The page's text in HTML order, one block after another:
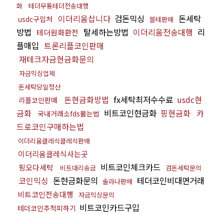
화
테더무통테더전송대행
usdc구입처 이더리움삽니다 검돈믹싱 블테판매
돈세탁
방법 테더원화환전 탈세하는방법 이더리움전송대행 리
플매입 트론리플코인판매
재테크자금현금화문의
자금믹싱업체
돈세탁당일정산
리플코인판매 돈현금화방법 fx세탁최저수수료 usdc현
금화
국내거래소fds뚫는법 비트코인현금화 핑현금화 카
드로코인구매하는법
이더리움클레식클레식판매
이더리움클레식사는곳
핑오다세탁
비트대리송금 비트코인체크카드 검돈세탁문의
코인믹싱 돈현금화문의 솔라나판매 테더코인비대면거래
비트코인전송대행 자금믹싱문의
테더코인추척피하기 비트코인카드구입